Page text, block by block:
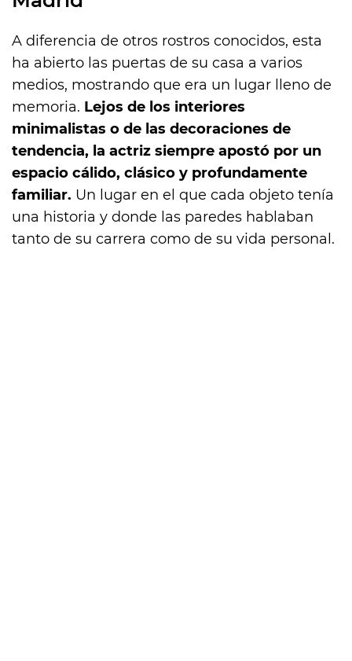
A diferencia de otros rostros conocidos, esta
ha abierto las puertas de su casa a varios
medios, mostrando que era un lugar lleno de
memoria. Lejos de los interiores
minimalistas o de las decoraciones de
tendencia, la actriz siempre apostó por un
espacio cálido, clásico y profundamente
familiar. Un lugar en el que cada objeto tenía
una historia y donde las paredes hablaban
tanto de su carrera como de su vida personal.